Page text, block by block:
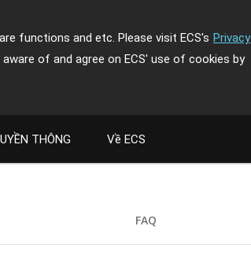
functions and etc. Please visit ECS's Privacy
of and agree on ECS' use of cookies by
THÔNG Về ECS
FAQ